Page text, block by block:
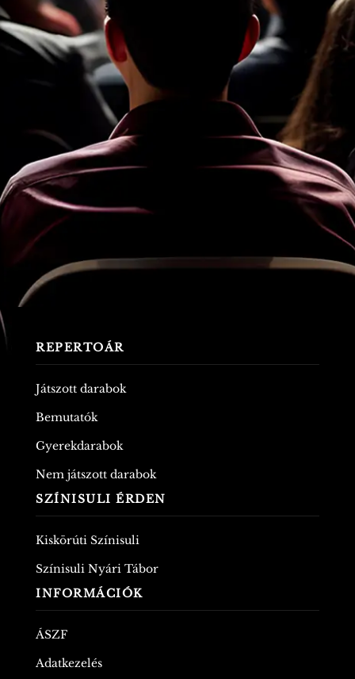
REPERTOÁR
Játszott darabok
Bemutatók
Gyerekdarabok
Nem játszott darabok
SZÍNISULI ÉRDEN
Kiskörúti Színisuli
Színisuli Nyári Tábor
INFORMÁCIÓK
ÁSZF
Adatkezelés